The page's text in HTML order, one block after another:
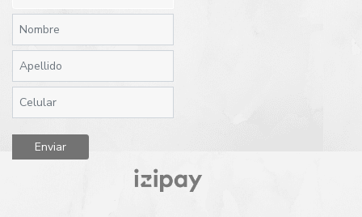
Enviar